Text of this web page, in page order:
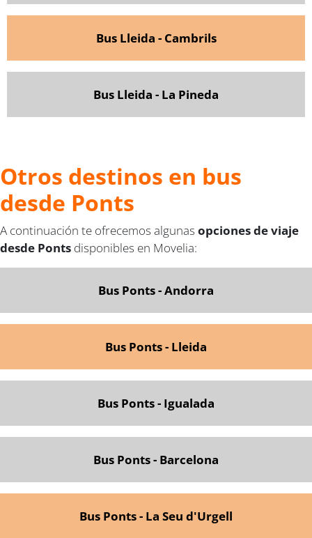
Bus Lleida - Cambrils
Bus Lleida - La Pineda
Otros destinos en bus
desde Ponts
A continuación te ofrecemos algunas opciones de viaje
desde Ponts disponibles en Movelia:
Bus Ponts - Andorra
Bus Ponts - Lleida
Bus Ponts - Igualada
Bus Ponts - Barcelona
Bus Ponts - La Seu d'Urgell